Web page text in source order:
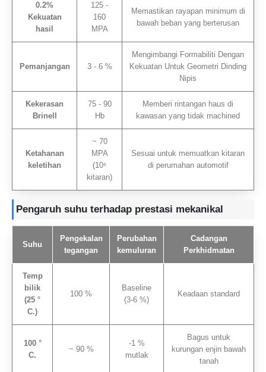
0.2%
Kekuatan
hasil
125 -
160
MPA
Memastikan rayapan minimum di
bawah beban yang berterusan
Pemanjangan 3 - 6 %
Mengimbangi Formabiliti Dengan
Kekuatan Untuk Geometri Dinding
Nipis
Kekerasan
Brinell
75 - 90
Hb
Memberi rintangan haus di
kawasan yang tidak machined
Ketahanan
keletihan
~ 70
MPA
(10⁶
kitaran)
Sesuai untuk memuatkan kitaran
di perumahan automotif
Pengaruh suhu terhadap prestasi mekanikal
Suhu
Pengekalan
tegangan
Perubahan
kemuluran
Cadangan
Perkhidmatan
Temp
bilik
(25 °
C.)
100 %
Baseline
(3-6 %)
Keadaan standard
100 °
C.
~ 90 %
-1 %
mutlak
Bagus untuk
kurungan enjin bawah
tanah